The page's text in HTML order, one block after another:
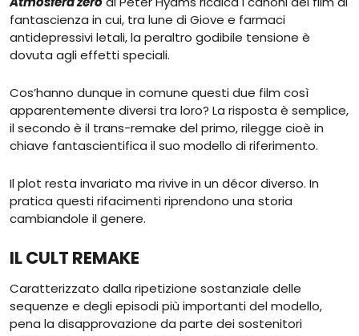
fantascienza in cui, tra lune di Giove e farmaci
antidepressivi letali, la peraltro godibile tensione è
dovuta agli effetti speciali.
Cos’hanno dunque in comune questi due film così
apparentemente diversi tra loro? La risposta è semplice,
il secondo è il trans-remake del primo, rilegge cioè in
chiave fantascientifica il suo modello di riferimento.
Il plot resta invariato ma rivive in un décor diverso. In
pratica questi rifacimenti riprendono una storia
cambiandole il genere.
IL CULT REMAKE
Caratterizzato dalla ripetizione sostanziale delle
sequenze e degli episodi più importanti del modello,
pena la disapprovazione da parte dei sostenitori